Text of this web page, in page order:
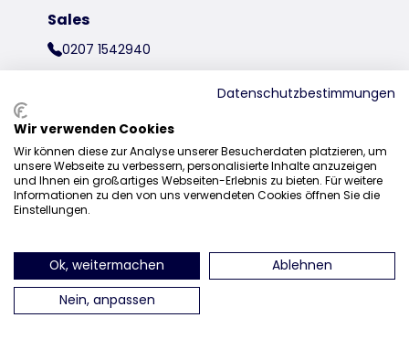
Sales
0207 1542940
find us on Instagram
find us on Facebook
find us on Pinterest
find us on
Datenschutzbestimmungen
Wir verwenden Cookies
Wir können diese zur Analyse unserer Besucherdaten platzieren, um
unsere Webseite zu verbessern, personalisierte Inhalte anzuzeigen
und Ihnen ein großartiges Webseiten-Erlebnis zu bieten. Für weitere
Informationen zu den von uns verwendeten Cookies öffnen Sie die
Einstellungen.
Ok, weitermachen
Ablehnen
Nein, anpassen